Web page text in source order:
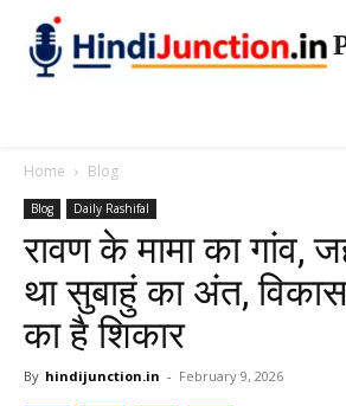
Home Blog
Blog Daily Rashifal
रावण के मामा का गांव,
था सुबाहुं का अंत, विकास
का है शिकार
By hindijunction.in - February 9, 2026